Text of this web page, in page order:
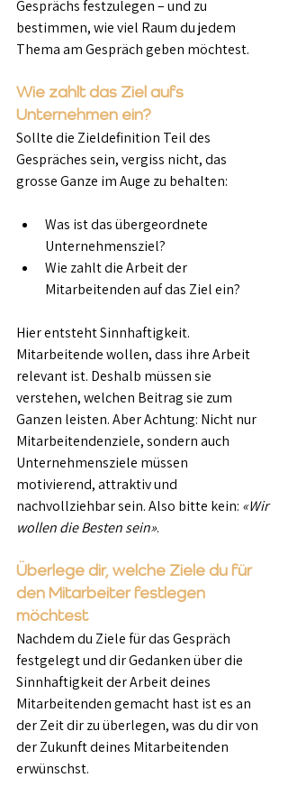
Gesprächs festzulegen – und zu
bestimmen, wie viel Raum du jedem
Thema am Gespräch geben möchtest.
Wie zahlt das Ziel aufs
Unternehmen ein?
Sollte die Zieldefinition Teil des
Gespräches sein, vergiss nicht, das
grosse Ganze im Auge zu behalten:
Was ist das übergeordnete
Unternehmensziel?
Wie zahlt die Arbeit der
Mitarbeitenden auf das Ziel ein?
Hier entsteht Sinnhaftigkeit.
Mitarbeitende wollen, dass ihre Arbeit
relevant ist. Deshalb müssen sie
verstehen, welchen Beitrag sie zum
Ganzen leisten. Aber Achtung: Nicht nur
Mitarbeitendenziele, sondern auch
Unternehmensziele müssen
motivierend, attraktiv und
nachvollziehbar sein. Also bitte kein: «Wir
wollen die Besten sein».
Überlege dir, welche Ziele du für
den Mitarbeiter festlegen
möchtest
Nachdem du Ziele für das Gespräch
festgelegt und dir Gedanken über die
Sinnhaftigkeit der Arbeit deines
Mitarbeitenden gemacht hast ist es an
der Zeit dir zu überlegen, was du dir von
der Zukunft deines Mitarbeitenden
erwünschst.